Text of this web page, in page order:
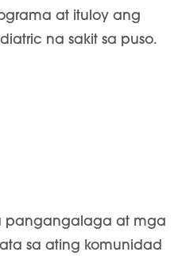
at ituloy ang
na sakit sa puso.
pangangalaga at mga
sa ating komunidad